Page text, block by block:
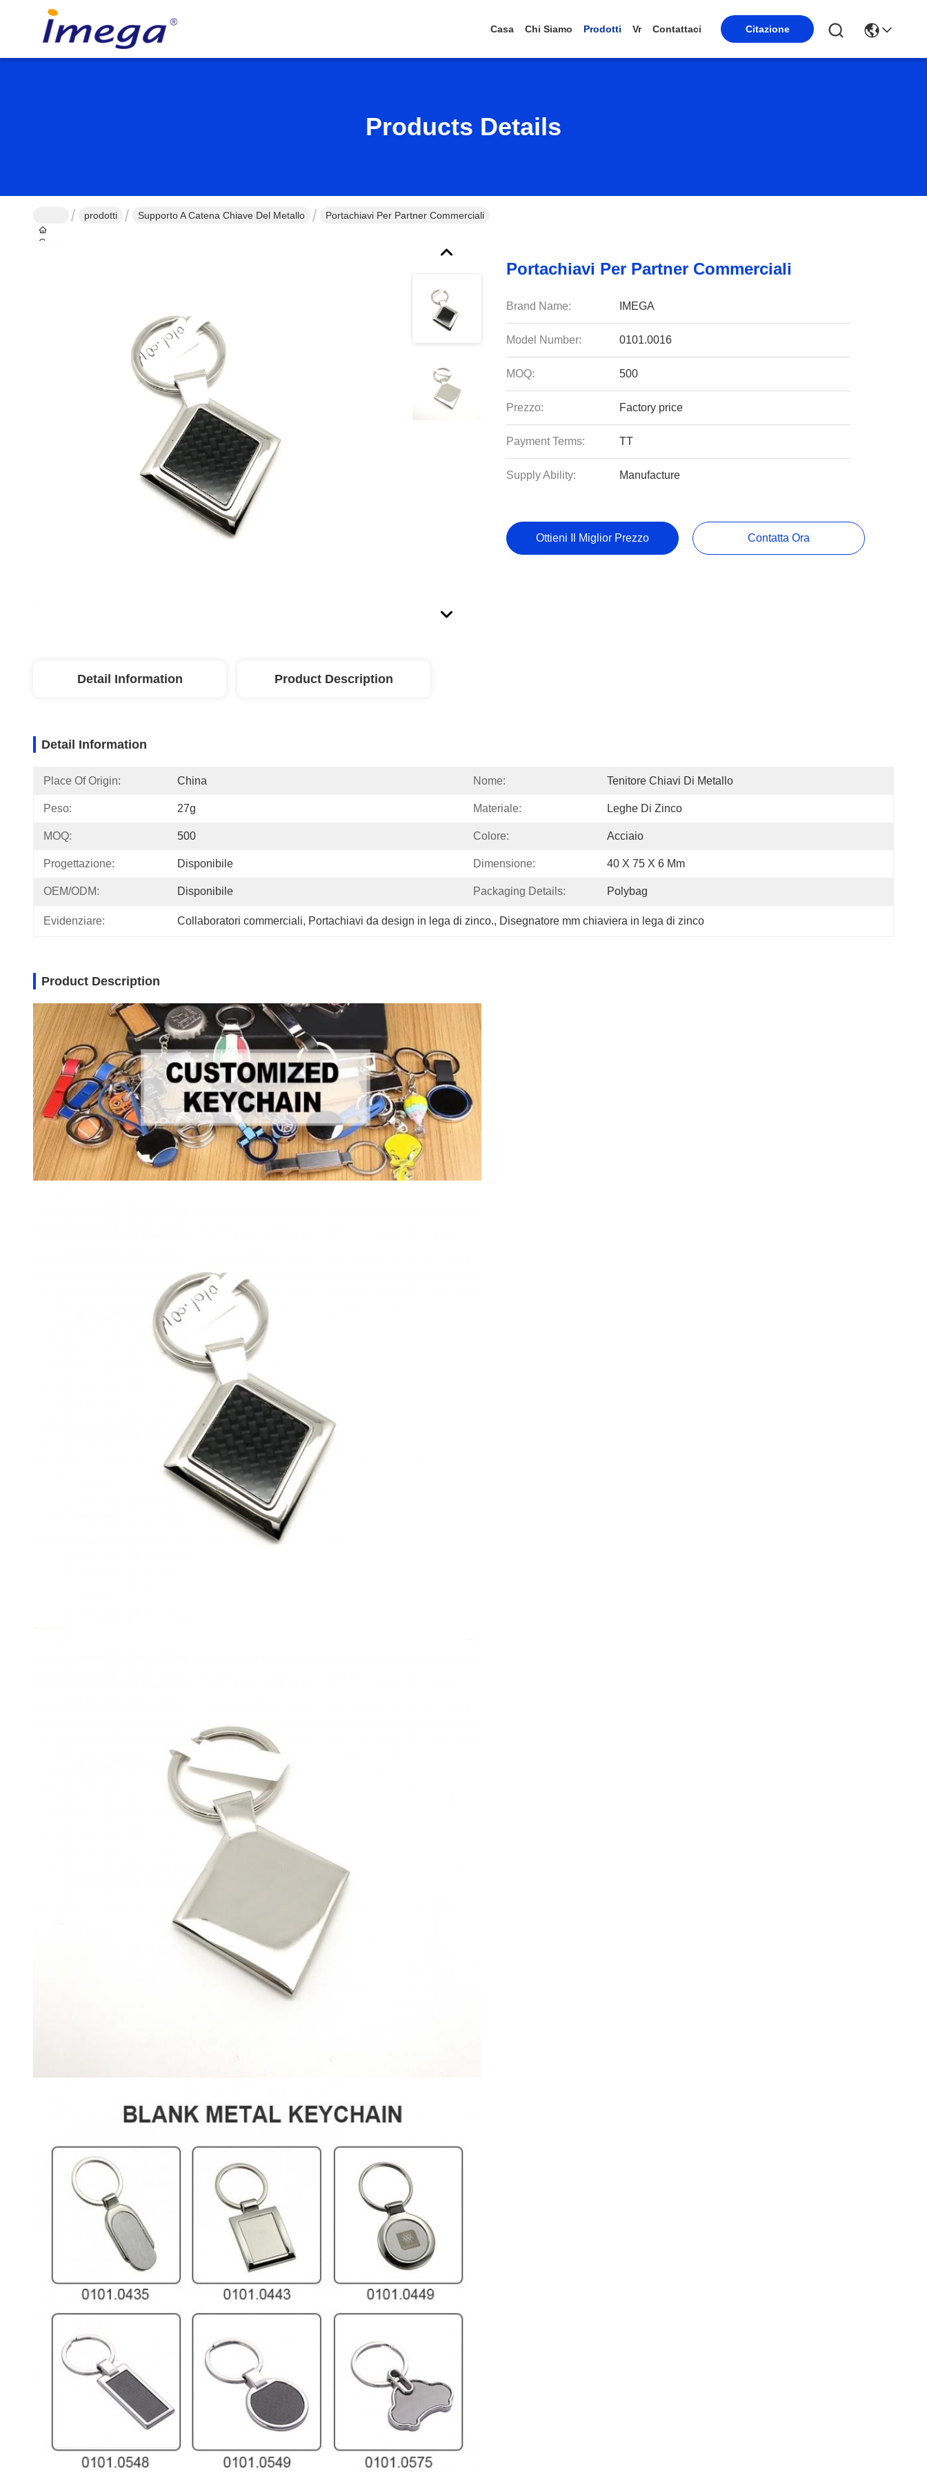
Casa Chi Siamo Prodotti Vr Contattaci Citazione
Products Details
Casa
prodotti Supporto A Catena Chiave Del Metallo Portachiavi Per Partner Commerciali
Portachiavi Per Partner Commerciali
Brand Name: IMEGA
Model Number: 0101.0016
MOQ: 500
Prezzo: Factory price
Payment Terms: TT
Supply Ability: Manufacture
Ottieni Il Miglior Prezzo Contatta Ora
Detail Information Product Description
Detail Information
Place Of Origin: China Nome: Tenitore Chiavi Di Metallo
Peso: 27g Materiale: Leghe Di Zinco
MOQ: 500 Colore: Acciaio
Progettazione: Disponibile Dimensione: 40 X 75 X 6 Mm
OEM/ODM: Disponibile Packaging Details: Polybag
Evidenziare: Collaboratori commerciali, Portachiavi da design in lega di zinco., Disegnatore mm chiaviera in lega di zinco
Product Description